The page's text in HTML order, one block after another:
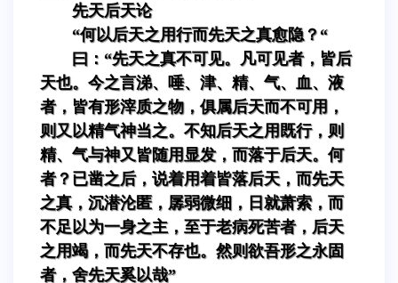
先天后天论
“何以后天之用行而先天之真愈隐？“
曰：“先天之真不可见。凡可见者，皆后
天也。今之言涕、唾、津、精、气、血、液
者，皆有形滓质之物，俱属后天而不可用，
则又以精气神当之。不知后天之用既行，则
精、气与神又皆随用显发，而落于后天。何
者？已凿之后，说着用着皆落后天，而先天
之真，沉潜沦匿，孱弱微细，日就萧索，而
不足以为一身之主，至于老病死苦者，后天
之用竭，而先天不存也。然则欲吾形之永固
者，舍先天奚以哉”